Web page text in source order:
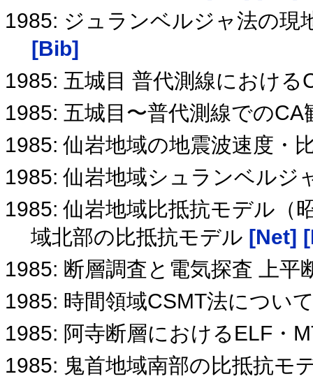
1985: ジュランベルジャ法の
[Bib]
1985: 五城目 普代測線における
1985: 五城目〜普代測線での
1985: 仙岩地域の地震波速度・
1985: 仙岩地域シュランベルジ
1985: 仙岩地域比抵抗モデル（
域北部の比抵抗モデル [Net]
1985: 断層調査と電気探査 上
1985: 時間領域CSMT法につい
1985: 阿寺断層におけるELF・
1985: 鬼首地域南部の比抵抗モ